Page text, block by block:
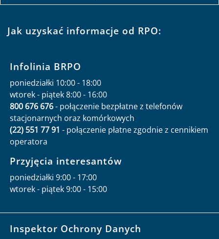
Jak uzyskać informacje od RPO:
Infolinia BRPO
poniedziałki 10:00 - 18:00
wtorek - piątek 8:00 - 16:00
800 676 676- połączenie bezpłatne z telefonów
stacjonarnych oraz komórkowych
(22) 551 77 91 - połączenie płatne zgodnie z cennikiem
operatora
Przyjęcia interesantów
poniedziałki 9:00 - 17:00
wtorek - piątek 9:00 - 15:00
Inspektor Ochrony Danych